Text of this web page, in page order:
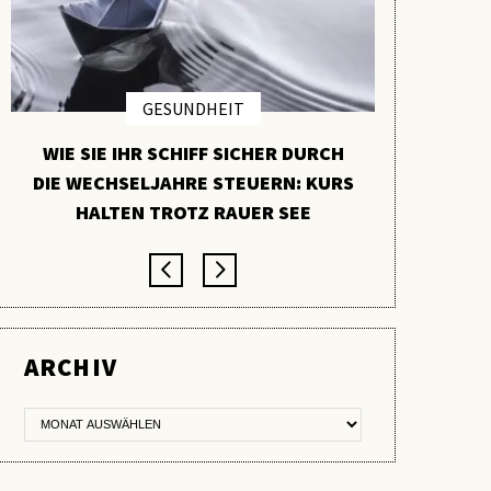
GESUNDHEIT
WIE SIE IHR SCHIFF SICHER DURCH
DIE WECHSELJAHRE STEUERN: KURS
HALTEN TROTZ RAUER SEE
ARCHIV